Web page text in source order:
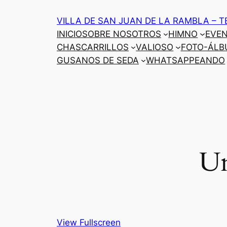
VILLA DE SAN JUAN DE LA RAMBLA –
INICIOSOBRE NOSOTROS HIMNO
CHASCARRILLOS
VALIOSO FOTO-
GUSANOS DE SEDA
WHATSAPPEANDO
View Fullscreen